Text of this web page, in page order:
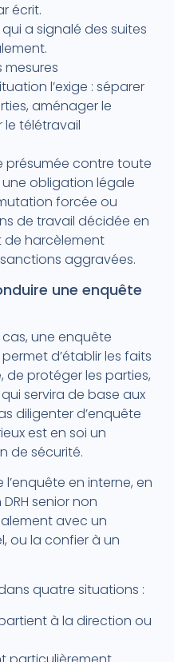
écrit.
a signalé des suites
mesures
l’exige : séparer
aménager le
le télétravail
présumée contre toute
obligation légale
forcée ou
de travail décidée en
de harcèlement
aggravées.
une enquête
une enquête
d’établir les faits
de protéger les parties,
servira de base aux
diligenter d’enquête
est en soi un
de sécurité.
en interne, en
senior non
avec un
ou la confier à un
quatre situations :
à la direction ou